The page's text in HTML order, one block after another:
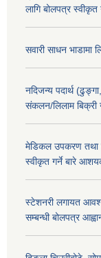
लागि बोलपत्र
सवारी साधन भाडामा
नदिजन्य पदार्थ
संकलन/लिलाम बिक्री
मेडिकल उपकरण तथा
स्वीकृत गर्ने बारे
स्टेशनरी लगायत
सम्बन्धी बोलपत्र